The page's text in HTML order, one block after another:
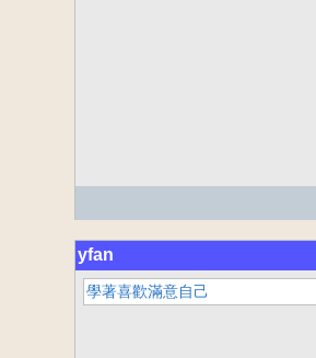
yfan
學著喜歡滿意自己